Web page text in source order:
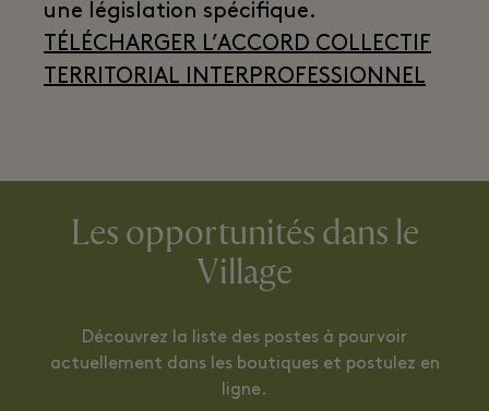
une législation spécifique.
TÉLÉCHARGER L’ACCORD COLLECTIF
TERRITORIAL INTERPROFESSIONNEL
Les opportunités dans le
Village
Découvrez la liste des postes à pourvoir
actuellement dans les boutiques et postulez en
ligne.